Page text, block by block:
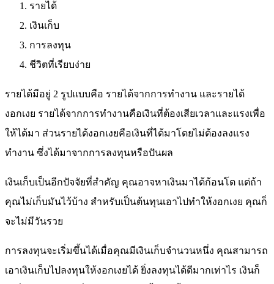
รายได้
เงินเก็บ
การลงทุน
ชีวิตที่เรียบง่าย
รายได้มีอยู่ 2 รูปแบบคือ รายได้จากการทำงาน และรายได้
งอกเงย รายได้จากการทำงานคือเงินที่ต้องเสียเวลาและแรงเพื่อ
ให้ได้มา ส่วนรายได้งอกเงยคือเงินที่ได้มาโดยไม่ต้องลงแรง
ทำงาน ซึ่งได้มาจากการลงทุนหรือปันผล
เงินเก็บเป็นอีกปัจจัยที่สำคัญ คุณอาจหาเงินมาได้ก้อนโต แต่ถ้า
คุณไม่เก็บมันไว้บ้าง สำหรับเป็นต้นทุนเอาไปทำให้งอกเงย คุณก็
จะไม่มีวันรวย
การลงทุนจะเริ่มขึ้นได้เมื่อคุณมีเงินเก็บจำนวนหนึ่ง คุณสามารถ
เอาเงินเก็บไปลงทุนให้งอกเงยได้ ยิ่งลงทุนได้ดีมากเท่าไร เงินก็